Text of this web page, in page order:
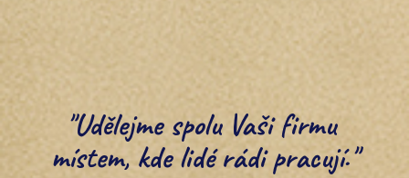
"Udělejme spolu Vaši firmu
místem, kde lidé rádi pracují."